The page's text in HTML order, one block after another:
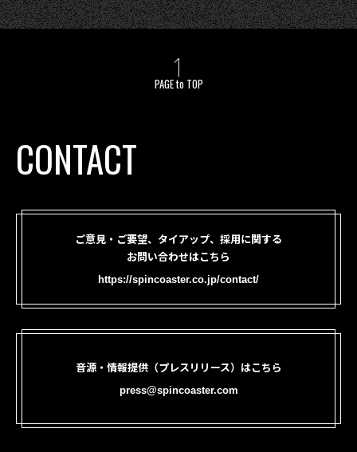
PAGE to TOP
CONTACT
ご意見・ご要望、タイアップ、採用に関する
お問い合わせはこちら
https://spincoaster.co.jp/contact/
音源・情報提供（プレスリリース）はこちら
press@spincoaster.com